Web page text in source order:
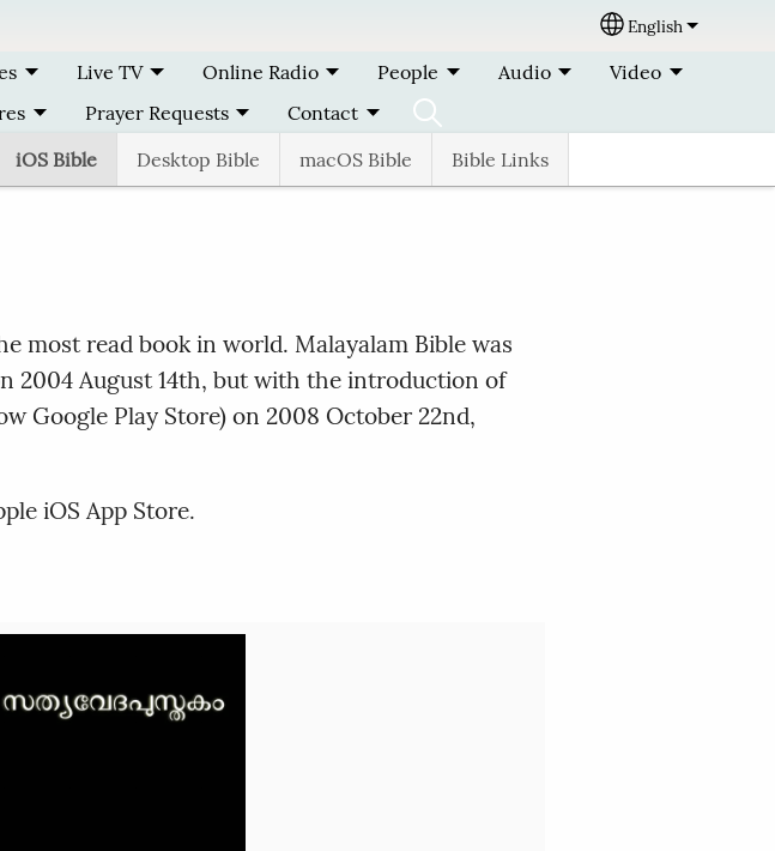
Select your
English
iOS Bible Desktop Bible macOS Bible Bible Links
Live TV Online Radio People Audio
Video
Prayer Requests Contact
most read book in world. Malayalam Bible was
2004 August 14th, but with the introduction of
Google Play Store) on 2008 October 22nd,
iOS App Store.